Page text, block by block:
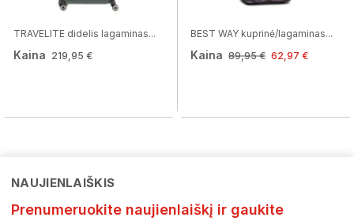
TRAVELITE didelis lagaminas...
Kaina 219,95 €
BEST WAY kuprinė/lagaminas...
Kaina 89,95 € 62,97 €
NAUJIENLAIŠKIS
Prenumeruokite naujienlaiškį ir gaukite